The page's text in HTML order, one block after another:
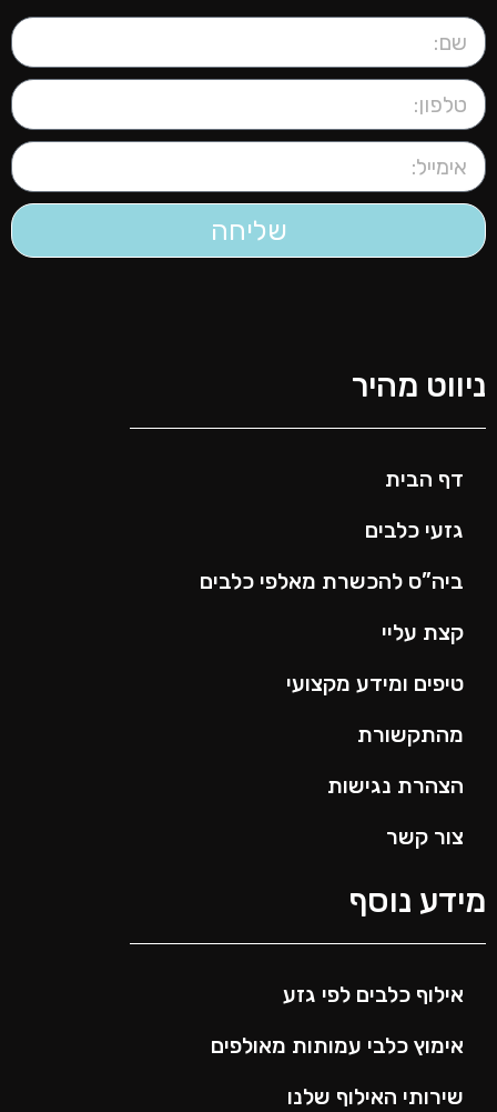
שליחה
מהיר
דף הבית
גזעי כלבים
ביה”ס להכשרת מאלפי כלבים
קצת עליי
טיפים ומידע מקצועי
מהתקשורת
הצהרת נגישות
צור קשר
נוסף
אילוף כלבים לפי גזע
אימוץ כלבי עמותות מאולפים
שירותי האילוף שלנו